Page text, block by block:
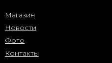
Магазин
Новости
Фото
Контакты